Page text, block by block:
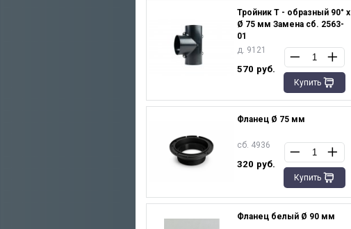
Тройник Т - образный 90° х
Ø 75 мм Замена сб. 2563-
01
д. 9121
570 руб.
Купить
Фланец Ø 75 мм
сб. 4936
320 руб.
Купить
Фланец белый Ø 90 мм